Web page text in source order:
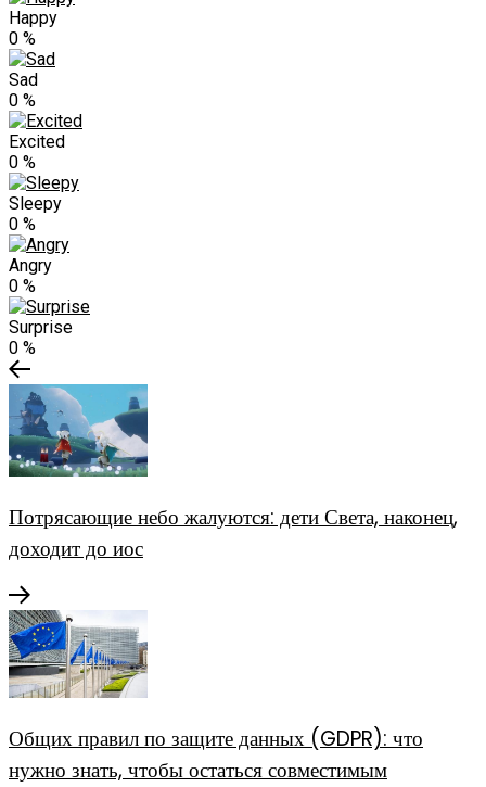
Happy
0 %
Sad
0 %
Excited
0 %
Sleepy
0 %
Angry
0 %
Surprise
0 %
Потрясающие небо жалуются: дети Света, наконец,
доходит до иос
Общих правил по защите данных (GDPR): что
нужно знать, чтобы остаться совместимым